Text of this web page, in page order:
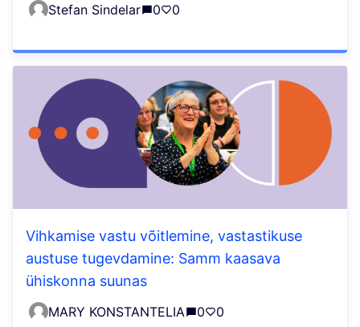
Stefan Sindelar 0 0
Vihkamise vastu võitlemine, vastastikuse
austuse tugevdamine: Samm kaasava
ühiskonna suunas
MARY KONSTANTELIA 0 0